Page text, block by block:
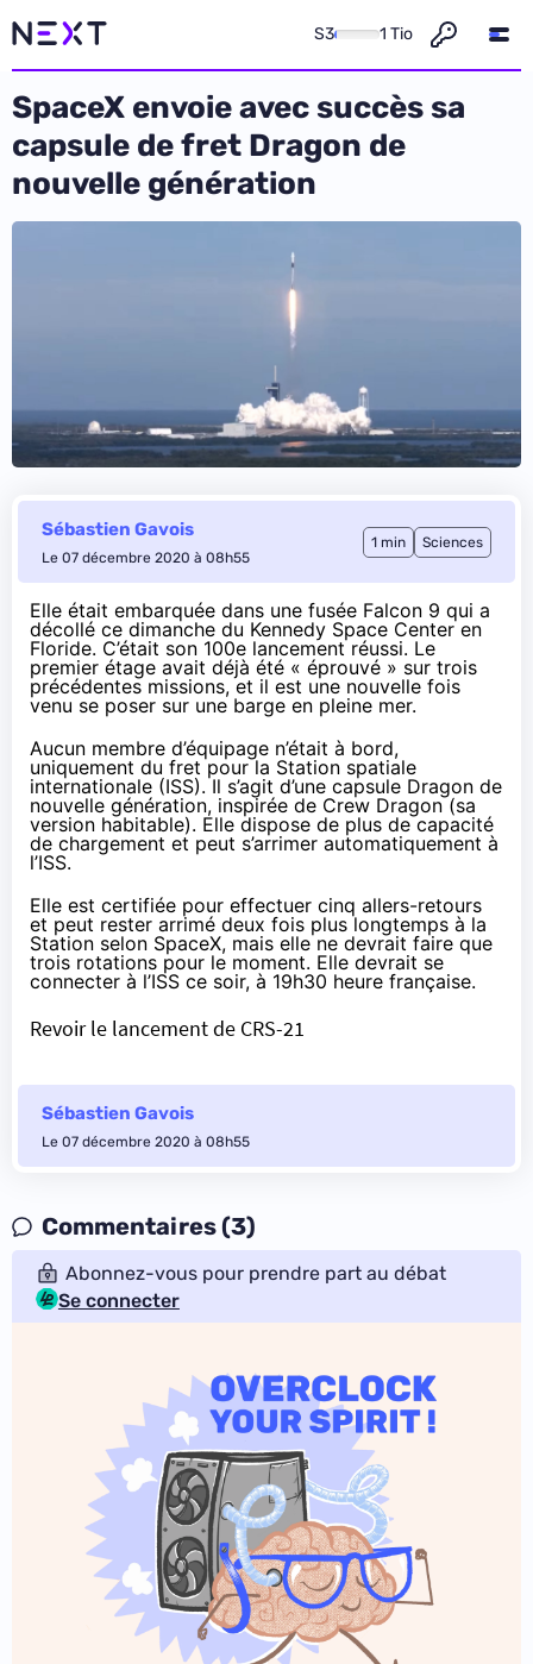
S3 1 Tio
SpaceX envoie avec succès sa
capsule de fret Dragon de
nouvelle génération
Sébastien Gavois
Le 07 décembre 2020 à 08h55
1 min Sciences
Elle était embarquée dans une fusée Falcon 9 qui a
décollé ce dimanche du Kennedy Space Center en
Floride. C’était son 100e lancement réussi. Le
premier étage avait déjà été « éprouvé » sur trois
précédentes missions, et il est une nouvelle fois
venu se poser sur une barge en pleine mer.
Aucun membre d’équipage n’était à bord,
uniquement du fret pour la Station spatiale
internationale (ISS). Il s’agit d’une capsule Dragon de
nouvelle génération, inspirée de Crew Dragon (sa
version habitable). Elle dispose de plus de capacité
de chargement et peut s’arrimer automatiquement à
l’ISS.
Elle est certifiée pour effectuer cinq allers-retours
et peut rester arrimé deux fois plus longtemps à la
Station selon SpaceX, mais elle ne devrait faire que
trois rotations pour le moment. Elle devrait se
connecter à l’ISS ce soir, à 19h30 heure française.
Revoir le lancement de CRS-21
Sébastien Gavois
Le 07 décembre 2020 à 08h55
Commentaires (3)
Abonnez-vous pour prendre part au débat
Se connecter